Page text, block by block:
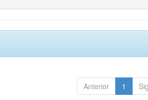
Anterior 1